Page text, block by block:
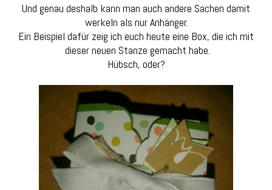
Und genau deshalb kann man auch andere Sachen damit
werkeln als nur Anhänger.
Ein Beispiel dafür zeig ich euch heute eine Box, die ich mit
dieser neuen Stanze gemacht habe.
Hübsch, oder?